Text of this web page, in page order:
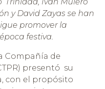
y David Zayas se han
promover la
festiva.
Compañía de
presentó su
con el propósito